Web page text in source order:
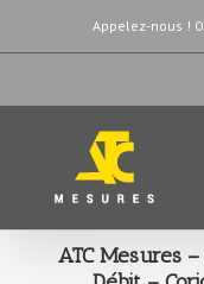
Appelez-nous !
ATC Mesures